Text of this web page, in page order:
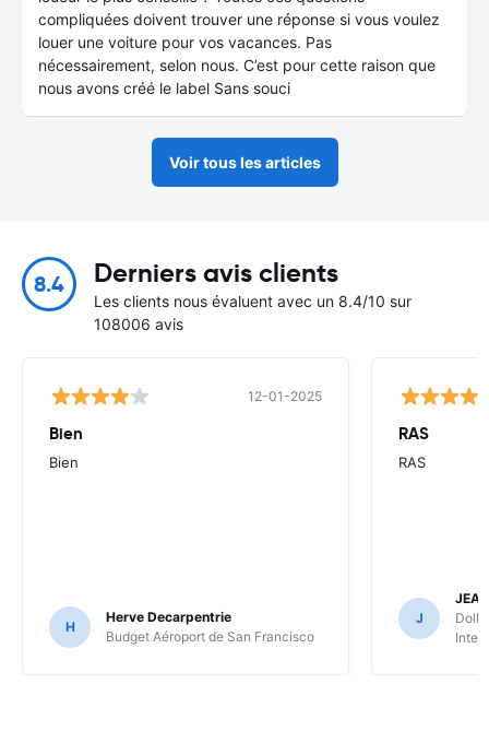
compliquées doivent trouver une réponse si vous voulez
louer une voiture pour vos vacances. Pas
nécessairement, selon nous. C’est pour cette raison que
nous avons créé le label Sans souci
Voir tous les articles
8.4 Derniers avis clients
Les clients nous évaluent avec un 8.4/10 sur
108006 avis
12-01-2025
Bien
Bien
H
Herve Decarpentrie
Budget Aéroport de San Francisco
RAS
RAS
J